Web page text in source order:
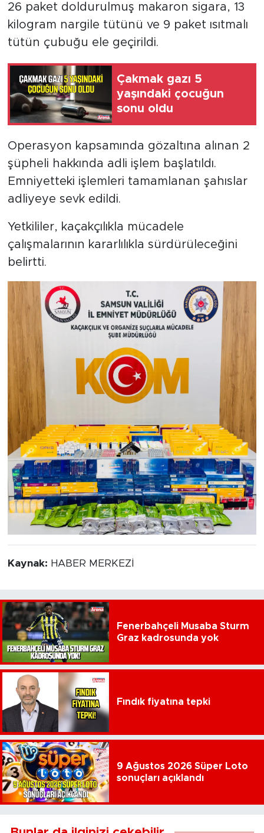
26 paket doldurulmuş makaron sigara, 13
kilogram nargile tütünü ve 9 paket ısıtmalı
tütün çubuğu ele geçirildi.
Çakmak gazı 5
yaşındaki çocuğun
sonu oldu
Operasyon kapsamında gözaltına alınan 2
şüpheli hakkında adli işlem başlatıldı.
Emniyetteki işlemleri tamamlanan şahıslar
adliyeye sevk edildi.
Yetkililer, kaçakçılıkla mücadele
çalışmalarının kararlılıkla sürdürüleceğini
belirtti.
Kaynak: HABER MERKEZİ
Fenerbahçeli Musaba Sturm
Graz kadrosunda yok
Fındık fiyatına tepki
9 Ağustos 2026 Süper Loto
sonuçları açıklandı